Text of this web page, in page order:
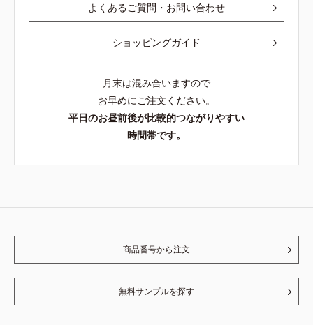
よくあるご質問・お問い合わせ
ショッピングガイド
月末は混み合いますので
お早めにご注文ください。
平日のお昼前後が比較的つながりやすい
時間帯です。
商品番号から注文
無料サンプルを探す